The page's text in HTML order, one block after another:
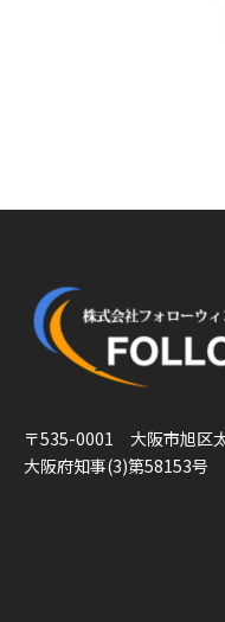
〒535-0001 大阪市旭区
大阪府知事(3)第58153号